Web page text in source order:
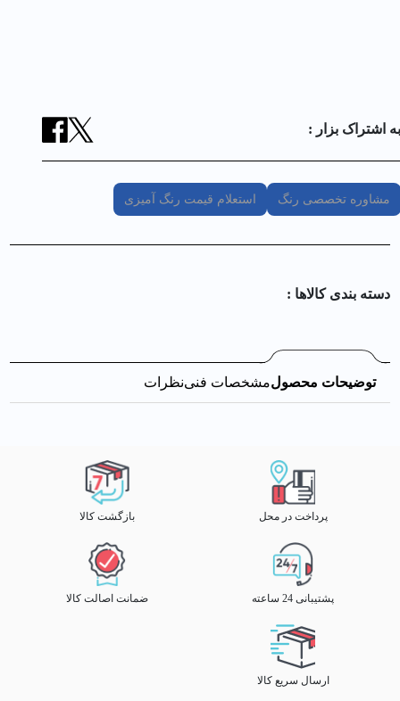
به اشتراک بزار :
مشاوره تخصصی رنگ استعلام قیمت رنگ آمیزی
دسته بندی کالا‌ها :
توضیحات محصولمشخصات فنینظرات
پرداخت در محل بازگشت کالا
پشتیبانی 24 ساعته ضمانت اصالت کالا
ارسال سریع کالا